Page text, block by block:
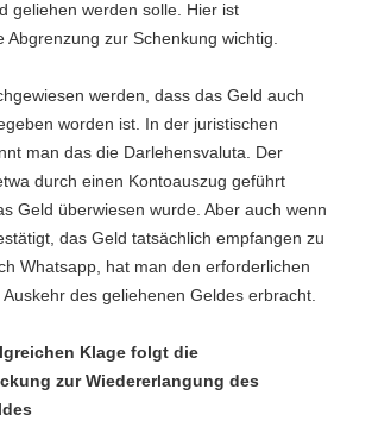
geliehen werden solle. Hier ist
Abgrenzung zur Schenkung wichtig.
werden, dass das Geld auch
worden ist. In der juristischen
man das die Darlehensvaluta. Der
durch einen Kontoauszug geführt
Geld überwiesen wurde. Aber auch wenn
das Geld tatsächlich empfangen zu
Whatsapp, hat man den erforderlichen
des geliehenen Geldes erbracht.
Klage folgt die
zur Wiedererlangung des